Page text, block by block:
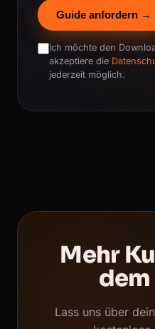
Guide anfordern →
Ich möchte den
akzeptiere die
jederzeit möglich.
Mehr
dem
Lass uns über